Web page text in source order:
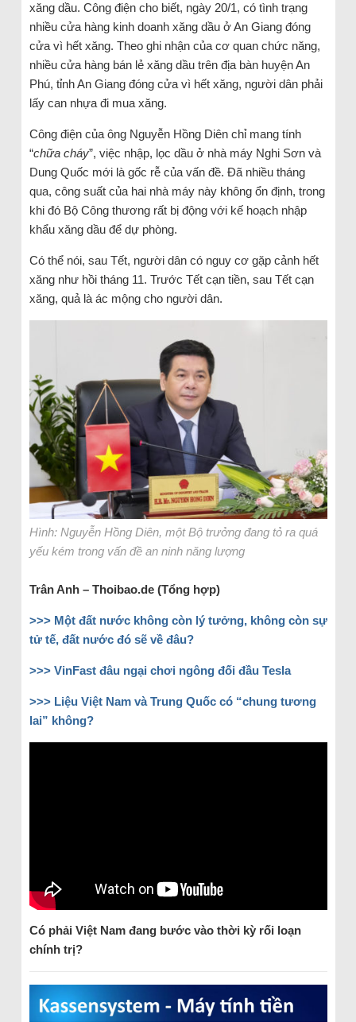
xăng dầu. Công điện cho biết, ngày 20/1, có tình trạng
nhiều cửa hàng kinh doanh xăng dầu ở An Giang đóng
cửa vì hết xăng. Theo ghi nhận của cơ quan chức năng,
nhiều cửa hàng bán lẻ xăng dầu trên địa bàn huyện An
Phú, tỉnh An Giang đóng cửa vì hết xăng, người dân phải
lấy can nhựa đi mua xăng.
Công điện của ông Nguyễn Hồng Diên chỉ mang tính
“chữa cháy”, việc nhập, lọc dầu ở nhà máy Nghi Sơn và
Dung Quốc mới là gốc rễ của vấn đề. Đã nhiều tháng
qua, công suất của hai nhà máy này không ổn định, trong
khi đó Bộ Công thương rất bị động với kế hoạch nhập
khẩu xăng dầu để dự phòng.
Có thể nói, sau Tết, người dân có nguy cơ gặp cảnh hết
xăng như hồi tháng 11. Trước Tết cạn tiền, sau Tết cạn
xăng, quả là ác mộng cho người dân.
Hình: Nguyễn Hồng Diên, một Bộ trưởng đang tỏ ra quá
yếu kém trong vấn đề an ninh năng lượng
Trân Anh – Thoibao.de (Tổng hợp)
>>> Một đất nước không còn lý tưởng, không còn sự
tử tế, đất nước đó sẽ về đâu?
>>> VinFast đâu ngại chơi ngông đối đầu Tesla
>>> Liệu Việt Nam và Trung Quốc có “chung tương
lai” không?
Có phải Việt Nam đang bước vào thời kỳ rối loạn
chính trị?